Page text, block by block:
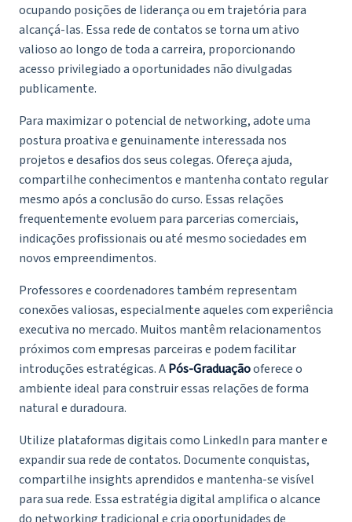
ocupando posições de liderança ou em trajetória para
alcançá-las. Essa rede de contatos se torna um ativo
valioso ao longo de toda a carreira, proporcionando
acesso privilegiado a oportunidades não divulgadas
publicamente.
Para maximizar o potencial de networking, adote uma
postura proativa e genuinamente interessada nos
projetos e desafios dos seus colegas. Ofereça ajuda,
compartilhe conhecimentos e mantenha contato regular
mesmo após a conclusão do curso. Essas relações
frequentemente evoluem para parcerias comerciais,
indicações profissionais ou até mesmo sociedades em
novos empreendimentos.
Professores e coordenadores também representam
conexões valiosas, especialmente aqueles com experiência
executiva no mercado. Muitos mantêm relacionamentos
próximos com empresas parceiras e podem facilitar
introduções estratégicas. APós-Graduaçãooferece o
ambiente ideal para construir essas relações de forma
natural e duradoura.
Utilize plataformas digitais como LinkedIn para manter e
expandir sua rede de contatos. Documente conquistas,
compartilhe insights aprendidos e mantenha-se visível
para sua rede. Essa estratégia digital amplifica o alcance